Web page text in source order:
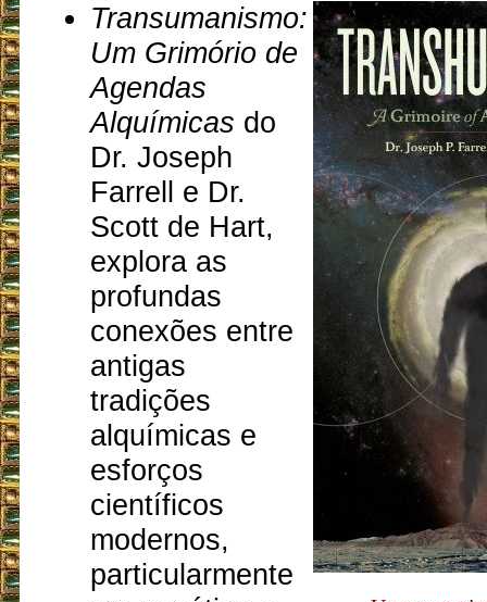
Transumanismo:
Um Grimório de
Agendas
Alquímicas do
Dr. Joseph
Farrell e Dr.
Scott de Hart,
explora as
profundas
conexões entre
antigas
tradições
alquímicas e
esforços
científicos
modernos,
particularmente